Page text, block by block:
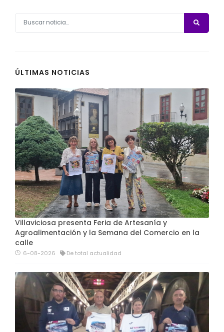
ÚLTIMAS NOTICIAS
Villaviciosa presenta Feria de Artesanía y
Agroalimentación y la Semana del Comercio en la
calle
6-08-2026 De total actualidad